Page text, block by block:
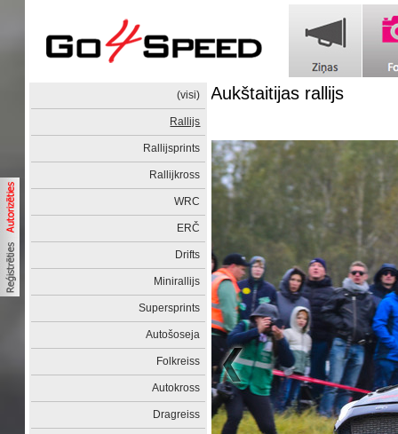
(visi)
Rallijs
Rallijsprints
Rallijkross
WRC
ERČ
Drifts
Minirallijs
Supersprints
Autošoseja
Folkreiss
Autokross
Dragreiss
Aukštaitijas rallijs